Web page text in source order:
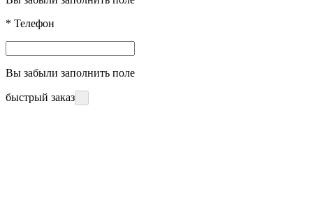
* Телефон
Вы забыли заполнить поле
быстрый заказ